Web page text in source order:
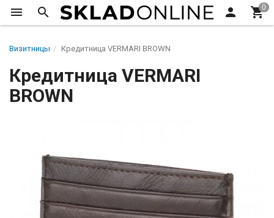
Визитницы Кредитница VERMARI BROWN
Кредитница VERMARI
BROWN